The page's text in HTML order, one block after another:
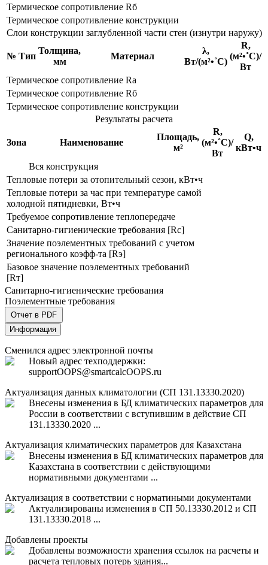
Термическое сопротивление Rб
Термическое сопротивление конструкции
Слои конструкции заглубленной части стен (изнутри наружу)
№ Тип
Толщина,
мм
Материал
λ,
Вт/(м²•˚С)
R,
(м²•˚С)/
Вт
Термическое сопротивление Rа
Термическое сопротивление Rб
Термическое сопротивление конструкции
Результаты расчета
Зона Наименование
Площадь,
м²
R,
(м²•˚С)/
Вт
Q,
кВт•ч
Вся конструкция
Тепловые потери за отопительный сезон, кВт•ч
Тепловые потери за час при температуре самой
холодной пятидневки, Вт•ч
Требуемое сопротивление теплопередаче
Санитарно-гигиенические требования [Rс]
Значение поэлементных требований с учетом
регионального коэфф-та [Rэ]
Базовое значение поэлементных требований
[Rт]
Санитарно-гигиенические требования
Поэлементные требования
Отчет в PDF
Информация
Сменился адрес электронной почты
Новый адрес техподдержки:
supportOOPS@smartcalcOOPS.ru
Актуализация данных климатологии (СП 131.13330.2020)
Внесены изменения в БД климатических параметров для
России в соответствии с вступившим в действие СП
131.13330.2020 ...
Актуализация климатических параметров для Казахстана
Внесены изменения в БД климатических параметров для
Казахстана в соответствии с действующими
нормативными документами ...
Актуализация в соответствии с норматиными документами
Актуализированы изменения в СП 50.13330.2012 и СП
131.13330.2018 ...
Добавлены проекты
Добавлены возможности хранения ссылок на расчеты и
расчета тепловых потерь здания...